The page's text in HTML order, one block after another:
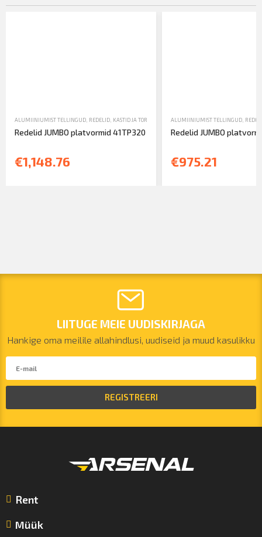
ALUMIINIUMIST TELLINGUD, REDELID, KASTID JA TORNID MÜÜK , REDELID
Redelid JUMBO platvormid 41TP320
€1,148.76
ALUMIINIUMIST TELLINGUD,
Redelid JUMBO
€975.21
LIITUGE MEIE UUDISKIRJAGA
Hankige oma meilile allahindlusi, uudiseid ja muud kasulikku
REGISTREERI
Rent
Müük